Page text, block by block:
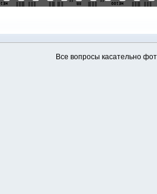
Все вопросы касательно